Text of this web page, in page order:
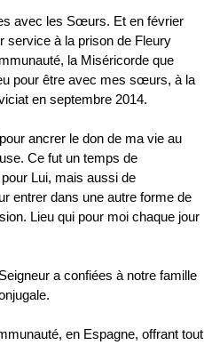
avec les Sœurs. Et en février
service à la prison de Fleury
la Miséricorde que
pour être avec mes sœurs, à la
en septembre 2014.
ancrer le don de ma vie au
Ce fut un temps de
Lui, mais aussi de
entrer dans une autre forme de
Lieu qui pour moi chaque jour
a confiées à notre famille
en Espagne, offrant tout